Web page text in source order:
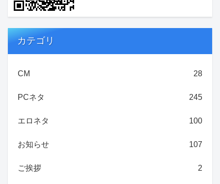
カテゴリ
CM 28
PCネタ 245
エロネタ 100
お知らせ 107
ご挨拶 2